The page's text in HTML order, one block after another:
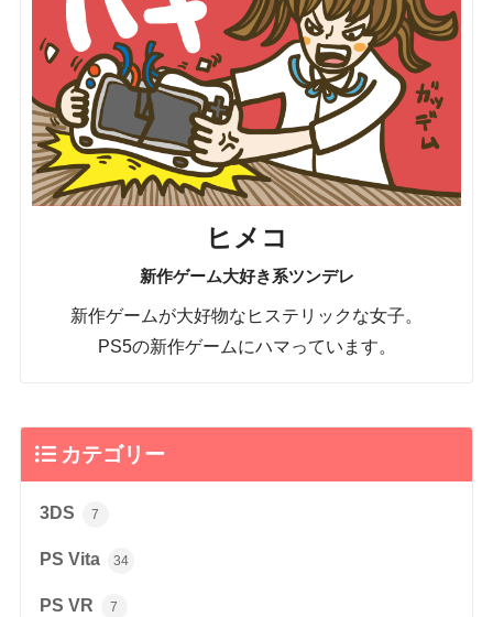
ヒメコ
新作ゲーム大好き系ツンデレ
新作ゲームが大好物なヒステリックな女子。
PS5の新作ゲームにハマっています。
カテゴリー
3DS 7
PS Vita 34
PS VR 7